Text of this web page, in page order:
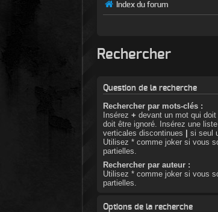
Index du forum
Rechercher
Question de la recherche
Rechercher par mots-clés :
Insérez+ devant un mot qui
doit être ignoré. Insérez une
verticales discontinues | si seul
Utilisez * comme joker si vous
partielles.
Rechercher par auteur :
Utilisez * comme joker si vous
partielles.
Options de la recherche